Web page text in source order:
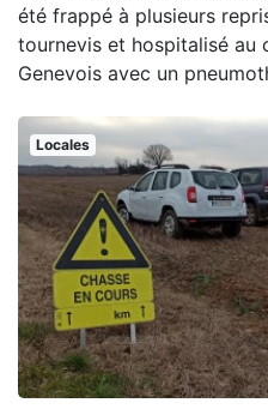
été frappé à plusieurs
tournevis et hospitalisé au
Genevois avec un
Locales